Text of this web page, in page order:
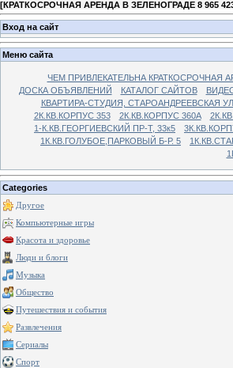
[КРАТКОСРОЧНАЯ АРЕНДА В ЗЕЛЕНОГРАДЕ 8 965
Вход на сайт
Меню сайта
ЧЕМ ПРИВЛЕКАТЕЛЬНА КРАТКОСРОЧНАЯ
ДОСКА ОБЪЯВЛЕНИЙ
КАТАЛОГ САЙТОВ
КВАРТИРА-СТУДИЯ, СТАРОАНДРЕЕВСКАЯ
2К.КВ.КОРПУС 353
2К.КВ.КОРПУС 360А
1-К.КВ.ГЕОРГИЕВСКИЙ ПР-Т, 33к5
1К.КВ.ГОЛУБОЕ,ПАРКОВЫЙ Б-Р. 5
Categories
Другое
Компьютерные игры
Красота и здоровье
Люди и блоги
Музыка
Общество
Путешествия и события
Развлечения
Сериалы
Спорт